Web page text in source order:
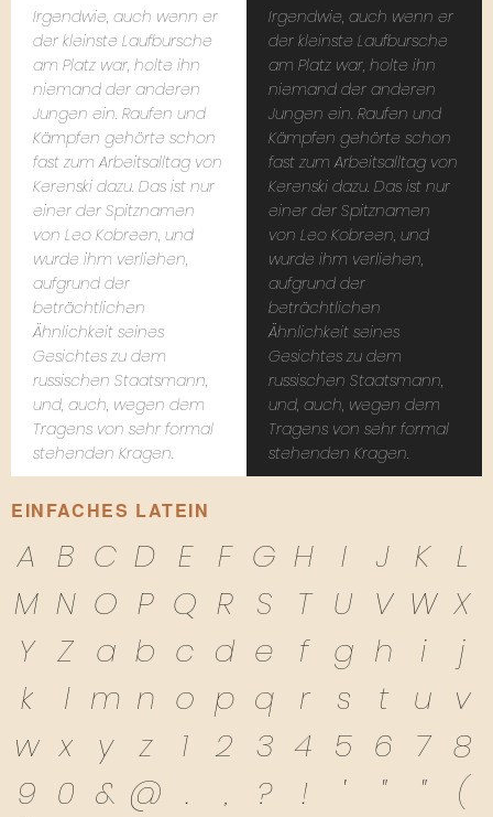
Irgendwie, auch wenn er
der kleinste Laufbursche
am Platz war, holte ihn
niemand der anderen
Jungen ein. Raufen und
Kämpfen gehörte schon
fast zum Arbeitsalltag von
Kerenski dazu. Das ist nur
einer der Spitznamen
von Leo Kobreen, und
wurde ihm verliehen,
aufgrund der
beträchtlichen
Ähnlichkeit seines
Gesichtes zu dem
russischen Staatsmann,
und, auch, wegen dem
Tragens von sehr formal
stehenden Kragen.
Irgendwie, auch wenn er
der kleinste Laufbursche
am Platz war, holte ihn
niemand der anderen
Jungen ein. Raufen und
Kämpfen gehörte schon
fast zum Arbeitsalltag von
Kerenski dazu. Das ist nur
einer der Spitznamen
von Leo Kobreen, und
wurde ihm verliehen,
aufgrund der
beträchtlichen
Ähnlichkeit seines
Gesichtes zu dem
russischen Staatsmann,
und, auch, wegen dem
Tragens von sehr formal
stehenden Kragen.
EINFACHES LATEIN
A B C D E F G H I J K
L
M N O P Q R S T U V W X
Y Z a b c d e f g h i
j
k
l m n o p q r s t u v
w x y z 1 2 3 4 5 6 7 8
9 0 & @ . , ? ! ' " "
(